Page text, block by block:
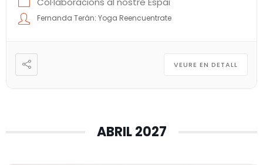
Fernanda Terán: Yoga Reencuentrate
VEURE EN DETALL
ABRIL 2027